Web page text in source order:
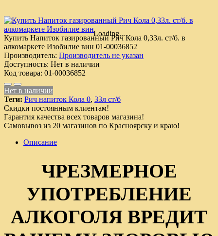
Loading...
Купить Напиток газированный Рич Кола 0,33л. ст/б. в
алкомаркете Изобилие вин 01-00036852
Производитель: Производитель не указан
Доступность: Нет в наличии
Код товара: 01-00036852
Нет в наличии
Теги: Рич напиток Кола 0, 33л ст/б
Скидки постоянным клиентам!
Гарантия качества всех товаров магазина!
Самовывоз из 20 магазинов по Красноярску и краю!
Описание
ЧРЕЗМЕРНОЕ
УПОТРЕБЛЕНИЕ
АЛКОГОЛЯ ВРЕДИТ